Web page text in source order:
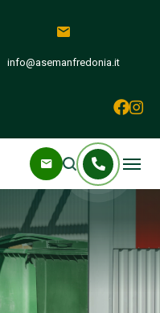
info@asemanfredonia.it